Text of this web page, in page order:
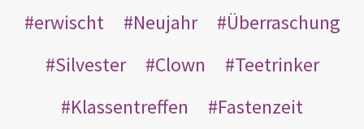
erwischt
Neujahr
Überraschung
Silvester
Clown
Teetrinker
Klassentreffen
Fastenzeit